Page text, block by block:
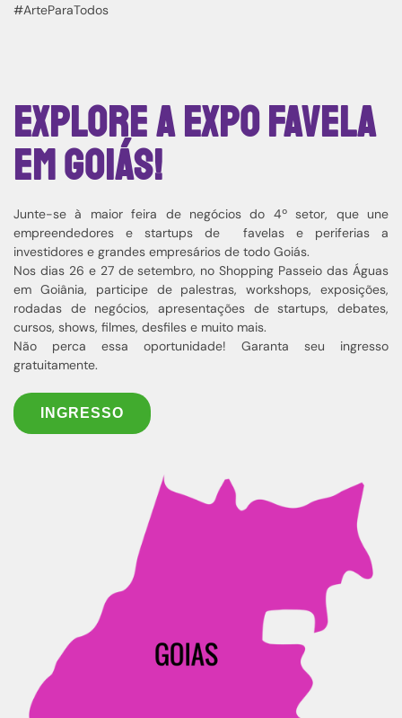
#ArteParaTodos
Explore a Expo Favela
em Goiás!
Junte-se à maior feira de negócios do 4º setor, que une
empreendedores e startups de favelas e periferias a
investidores e grandes empresários de todo Goiás.
Nos dias 26 e 27 de setembro, no Shopping Passeio das Águas
em Goiânia, participe de palestras, workshops, exposições,
rodadas de negócios, apresentações de startups, debates,
cursos, shows, filmes, desfiles e muito mais.
Não perca essa oportunidade! Garanta seu ingresso
gratuitamente.
INGRESSO